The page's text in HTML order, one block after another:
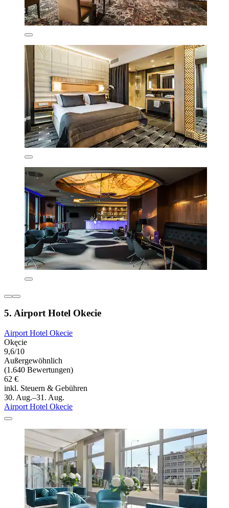
5. Airport Hotel Okecie
Airport Hotel Okecie
Okęcie
9,6/10
Außergewöhnlich
(1.640 Bewertungen)
62 €
inkl. Steuern & Gebühren
30. Aug.–31. Aug.
Airport Hotel Okecie